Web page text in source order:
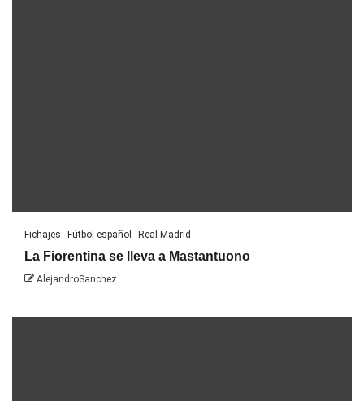
Fichajes Fútbol español Real Madrid
La Fiorentina se lleva a Mastantuono
AlejandroSanchez